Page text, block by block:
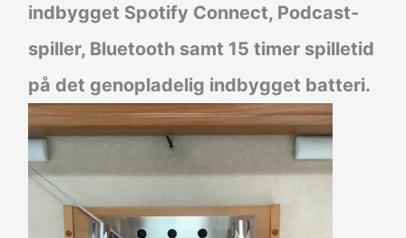
indbygget Spotify Connect, Podcast-
spiller, Bluetooth samt 15 timer spilletid
på det genopladelig indbygget batteri.